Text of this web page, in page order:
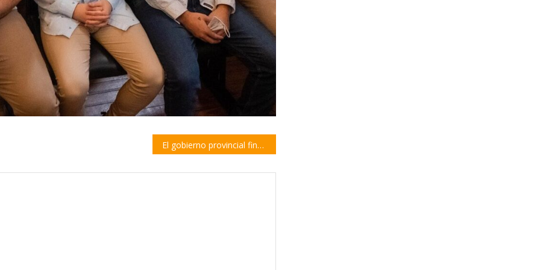
El gobierno provincial financiará obras en la zona costera